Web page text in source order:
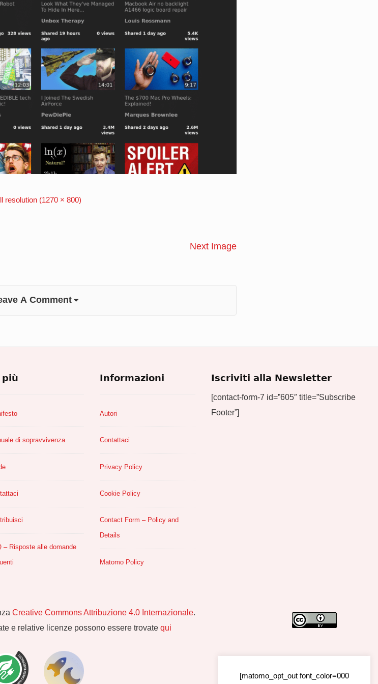
resolution (1270 × 800)
Next Image
A Comment
più
di sopravvivenza
– Risposte alle domande
Informazioni
Autori
Contattaci
Privacy Policy
Cookie Policy
Contact Form – Policy and
Details
Matomo Policy
Iscriviti alla Newsletter
[contact-form-7 id=”605″ title=”Subscribe
Footer”]
Creative Commons Attribuzione 4.0 Internazionale.
e relative licenze possono essere trovatequi
[matomo_opt_out font_color=000